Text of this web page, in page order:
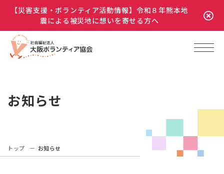
【災害支援・ボランティア活動情報】令和８年熊本地
震による被災地に想いを寄せる方へ
お知らせ
トップ お知らせ